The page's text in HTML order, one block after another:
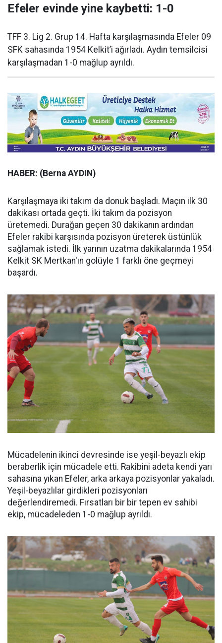
Efeler evinde yine kaybetti: 1-0
TFF 3. Lig 2. Grup 14. Hafta karşılaşmasında Efeler 09
SFK sahasında 1954 Kelkit’i ağırladı. Aydın temsilcisi
karşılaşmadan 1-0 mağlup ayrıldı.
HABER: (Berna AYDIN)
Karşılaşmaya iki takım da donuk başladı. Maçın ilk 30
dakikası ortada geçti. İki takım da pozisyon
üretemedi. Durağan geçen 30 dakikanın ardından
Efeler rakibi karşısında pozisyon üreterek üstünlük
sağlamak istedi. İlk yarının uzatma dakikalarında 1954
Kelkit SK Mertkan'ın golüyle 1 farklı öne geçmeyi
başardı.
Mücadelenin ikinci devresinde ise yeşil-beyazlı ekip
beraberlik için mücadele etti. Rakibini adeta kendi yarı
sahasına yıkan Efeler, arka arkaya pozisyonlar yakaladı.
Yeşil-beyazlılar girdikleri pozisyonları
değerlendiremedi. Fırsatları bir bir tepen ev sahibi
ekip, mücadeleden 1-0 mağlup ayrıldı.